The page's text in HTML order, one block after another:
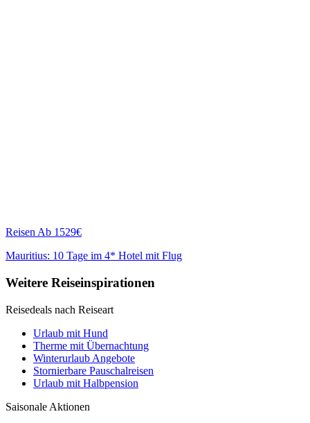
Reisen Ab 1529€
Mauritius: 10 Tage im 4* Hotel mit Flug
Weitere Reiseinspirationen
Reisedeals nach Reiseart
Urlaub mit Hund
Therme mit Übernachtung
Winterurlaub Angebote
Stornierbare Pauschalreisen
Urlaub mit Halbpension
Saisonale Aktionen